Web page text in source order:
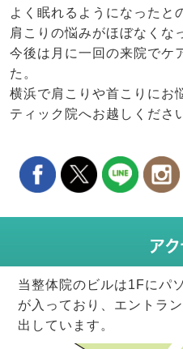
よく眠れるようになったと
肩こりの悩みがほぼなくな
今後は月に一回の来院でケ
た。
横浜で肩こりや首こりにお
ティック院へお越しくださ
ア
当整体院のビルは1Fにパ
が入っており、エントラ
出しています。